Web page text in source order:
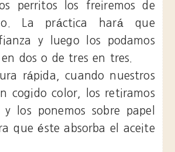
perritos los freiremos de
La práctica hará que
y luego los podamos
dos o de tres en tres.
rápida, cuando nuestros
cogido color, los retiramos
los ponemos sobre papel
que éste absorba el aceite